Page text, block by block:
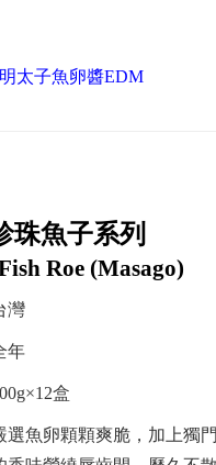
明太子魚卵醬EDM
珠魚子系列
Roe (Masago)
盒
選魚卵顆顆爽脆，加上獨